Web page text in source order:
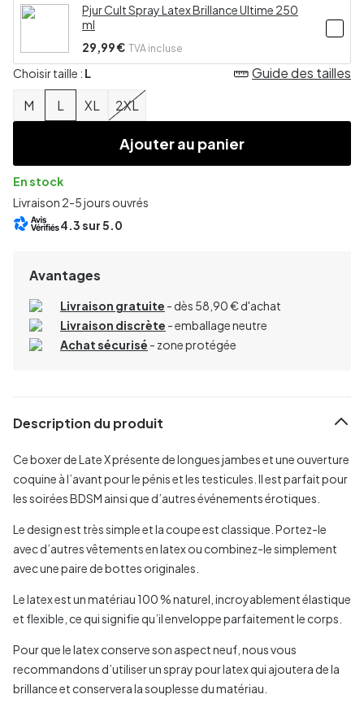
Pjur Cult Spray Latex Brillance Ultime 250
ml
29,99 € TVA incluse
Choisir taille : L
M L XL 2XL
Guide des tailles
Ajouter au panier
En stock
Livraison 2-5 jours ouvrés
4.3sur 5.0
Avantages
Livraison gratuite - dès 58,90 € d'achat
Livraison discrète - emballage neutre
Achat sécurisé - zone protégée
Description du produit
Ce boxer de Late X présente de longues jambes et une ouverture
coquine à l’avant pour le pénis et les testicules. Il est parfait pour
les soirées BDSM ainsi que d’autres événements érotiques.
Le design est très simple et la coupe est classique. Portez-le
avec d’autres vêtements en latex ou combinez-le simplement
avec une paire de bottes originales.
Le latex est un matériau 100 % naturel, incroyablement élastique
et flexible, ce qui signifie qu’il enveloppe parfaitement le corps.
Pour que le latex conserve son aspect neuf, nous vous
recommandons d’utiliser un spray pour latex qui ajoutera de la
brillance et conservera la souplesse du matériau.